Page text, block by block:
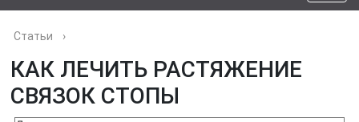
Статьи ›
КАК ЛЕЧИТЬ РАСТЯЖЕНИЕ
СВЯЗОК СТОПЫ